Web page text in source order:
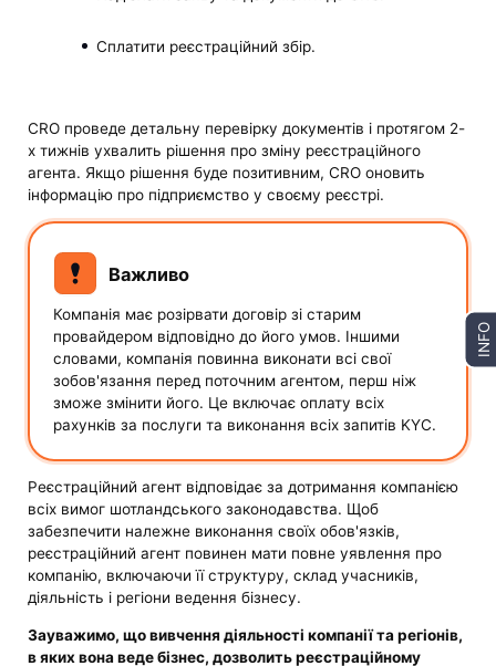
Сплатити реєстраційний збір.
CRO проведе детальну перевірку документів і протягом 2-
х тижнів ухвалить рішення про зміну реєстраційного
агента. Якщо рішення буде позитивним, CRO оновить
інформацію про підприємство у своєму реєстрі.
Важливо
Компанія має розірвати договір зі старим
провайдером відповідно до його умов. Іншими
словами, компанія повинна виконати всі свої
зобов'язання перед поточним агентом, перш ніж
зможе змінити його. Це включає оплату всіх
рахунків за послуги та виконання всіх запитів KYC.
Реєстраційний агент відповідає за дотримання компанією
всіх вимог шотландського законодавства. Щоб
забезпечити належне виконання своїх обов'язків,
реєстраційний агент повинен мати повне уявлення про
компанію, включаючи її структуру, склад учасників,
діяльність і регіони ведення бізнесу.
Зауважимо, що вивчення діяльності компанії та регіонів,
в яких вона веде бізнес, дозволить реєстраційному
INFO